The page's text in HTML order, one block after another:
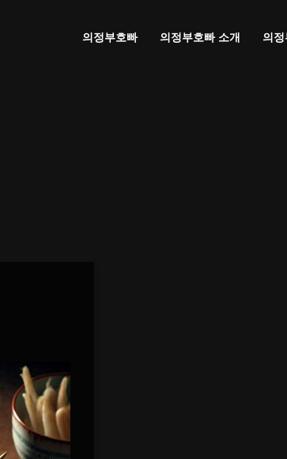
의정부호빠 의정부호빠 소개 의